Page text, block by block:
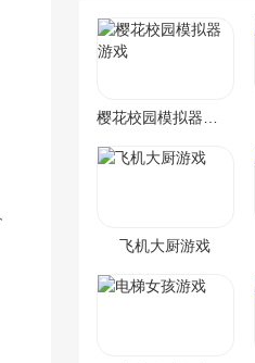
飞机大厨游戏